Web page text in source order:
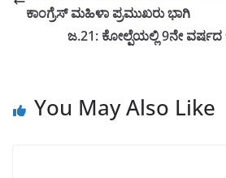
ಕಾಂಗ್ರೆಸ್ ಮಹಿಳಾ ಪ್ರಮುಖರು ಭಾಗಿ
ಜ.21: ಕೋಲ್ಪೆಯಲ್ಲಿ 9ನೇ ವರ್ಷದ
You May Also Like